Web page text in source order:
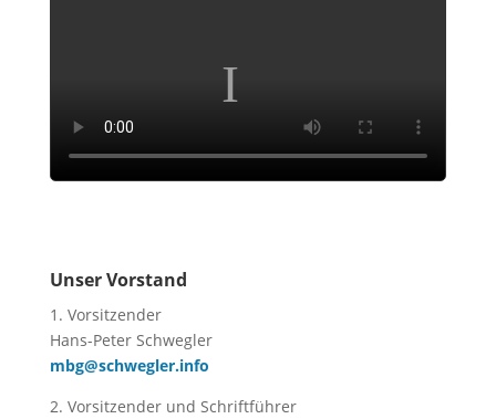
Unser Vorstand
1. Vorsitzender
Hans-Peter Schwegler
mbg@schwegler.info
2. Vorsitzender und Schriftführer